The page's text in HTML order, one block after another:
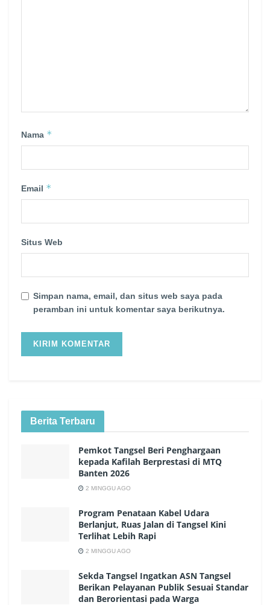
Nama *
Email *
Situs Web
Simpan nama, email, dan situs web saya pada
peramban ini untuk komentar saya berikutnya.
Berita Terbaru
Pemkot Tangsel Beri Penghargaan
kepada Kafilah Berprestasi di MTQ
Banten 2026
2 MINGGU AGO
Program Penataan Kabel Udara
Berlanjut, Ruas Jalan di Tangsel Kini
Terlihat Lebih Rapi
2 MINGGU AGO
Sekda Tangsel Ingatkan ASN Tangsel
Berikan Pelayanan Publik Sesuai Standar
dan Berorientasi pada Warga